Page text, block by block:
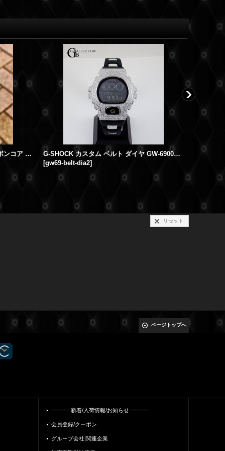
G-SHOCKカスタム GA-2100-1 カーボンコア カスタムベゼル 本体SET
G-SHOCK カスタム ベルト ダイヤ GW-6900BC-1 ソーラー
[gw69-belt-dia2]
リセット
ページトップへ
====== 新着/入荷情報/お知らせ ======
会員登録/クーポン
グループ会社|関連企業